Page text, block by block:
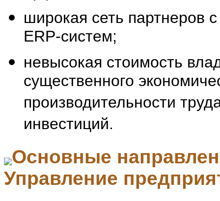
широкая сеть партнеров
ERP-систем;
невысокая стоимость
существенного
производительности
инвестиций.
Основные
Управление